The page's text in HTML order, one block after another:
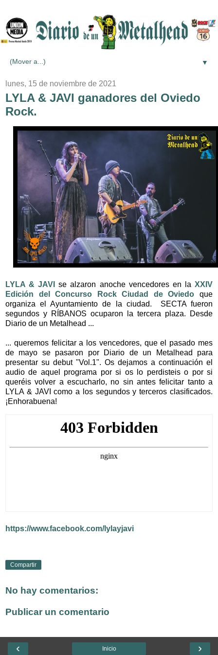
▼
lunes, 15 de noviembre de 2021
LYLA & JAVI ganadores del Oviedo
Rock.
LYLA & JAVI se alzaron anoche vencedores en laXXIV
Edición del Concurso Rock Ciudad de Oviedo que
organiza el Ayuntamiento de la ciudad. SECTA fueron
segundos y RÍBANOS ocuparon la tercera plaza. Desde
Diario de un Metalhead ...
... queremos felicitar a los vencedores, que el pasado mes
de mayo se pasaron por Diario de un Metalhead para
presentar su debut "Vol.1". Os dejamos a continuación el
audio de aquel programa por si os lo perdisteis o por si
queréis volver a escucharlo, no sin antes felicitar tanto a
LYLA & JAVI como a los segundos y terceros clasificados.
¡Enhorabuena!
https://www.facebook.com/lylayjavi
Compartir
No hay comentarios:
Publicar un comentario
‹ ›
Inicio